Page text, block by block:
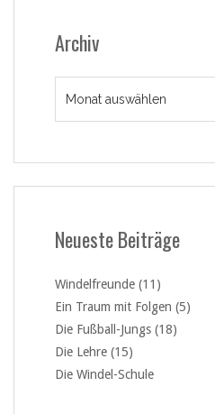
Archiv
Neueste Beiträge
Windelfreunde (11)
Ein Traum mit Folgen (5)
Die Fußball-Jungs (18)
Die Lehre (15)
Die Windel-Schule